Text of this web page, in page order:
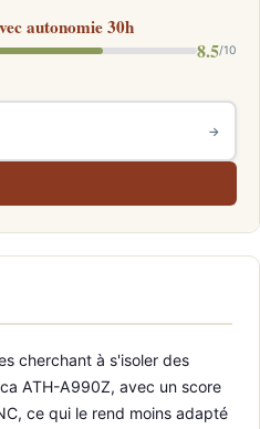
autonomie 30h
8.5/10
→
cherchant à s'isoler des
ATH-A990Z, avec un score
ce qui le rend moins adapté